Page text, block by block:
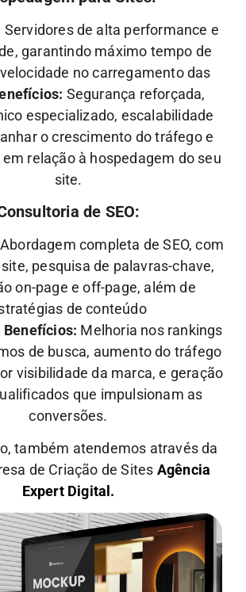
Servidores de alta performance e
garantindo máximo tempo de
no carregamento das
Segurança reforçada,
especializado, escalabilidade
o crescimento do tráfego e
relação à hospedagem do seu
site.
de SEO:
Abordagem completa de SEO, com
pesquisa de palavras-chave,
on-page e off-page, além de
de conteúdo
Benefícios: Melhoria nos rankings
de busca, aumento do tráfego
visibilidade da marca, e geração
que impulsionam as
conversões.
também atendemos através da
de Criação de Sites Agência
Expert Digital.